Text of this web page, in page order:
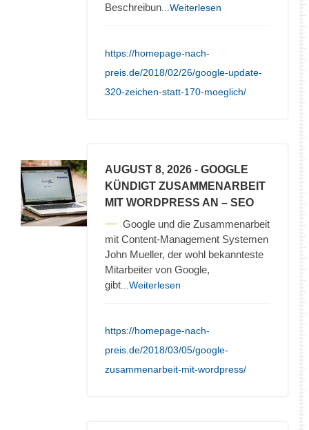
Beschreibun ...Weiterlesen
https://homepage-nach-
preis.de/2018/02/26/google-update-
320-zeichen-statt-170-moeglich/
AUGUST 8, 2026 - GOOGLE
KÜNDIGT ZUSAMMENARBEIT
MIT WORDPRESS AN – SEO
Google und die Zusammenarbeit
mit Content-Management Systemen
John Mueller, der wohl bekannteste
Mitarbeiter von Google,
gibt ...Weiterlesen
https://homepage-nach-
preis.de/2018/03/05/google-
zusammenarbeit-mit-wordpress/